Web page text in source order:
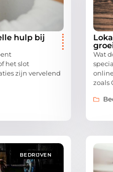
hulp bij
het slot
zijn vervelend
Wat
zoals
BEDRIJVEN